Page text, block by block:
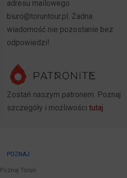
adresu mailowego
biuro@toruntour.pl. Żadna
wiadomość nie pozostanie bez
odpowiedzi!
Zostań naszym patronem. Poznaj
szczegóły i możliwości tutaj
POZNAJ
Poznaj Toruń